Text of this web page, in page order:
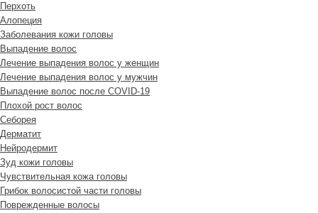
Перхоть
Алопеция
Заболевания кожи головы
Выпадение волос
Лечение выпадения волос у женщин
Лечение выпадения волос у мужчин
Выпадение волос после COVID-19
Плохой рост волос
Cеборея
Дерматит
Нейродермит
Зуд кожи головы
Чувствительная кожа головы
Грибок волосистой части головы
Поврежденные волосы